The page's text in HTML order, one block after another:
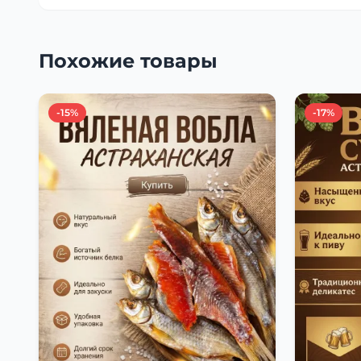
Похожие товары
-15% -17%